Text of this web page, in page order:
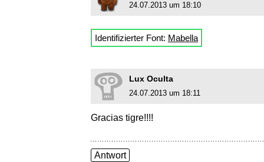
24.07.2013 um 18:10
Identifizierter Font: Mabella
Lux Oculta
24.07.2013 um 18:11
Gracias tigre!!!!
Antwort